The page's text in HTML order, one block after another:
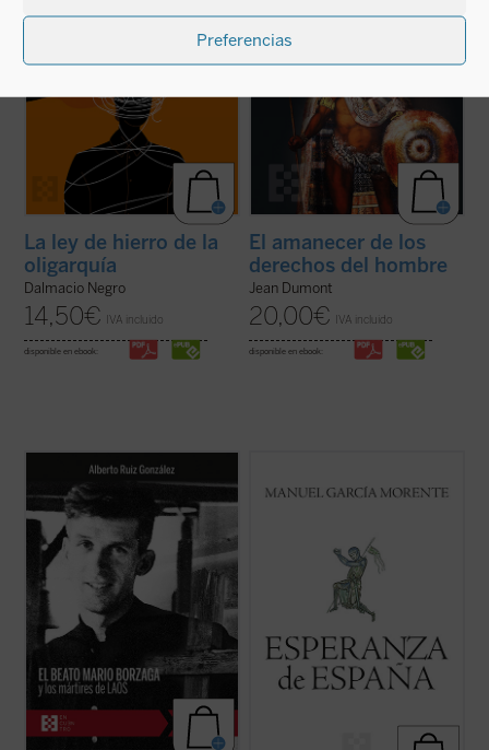
Preferencias
La ley de hierro de la
oligarquía
Dalmacio Negro
14,50€ IVA incluido
disponible en ebook:
El amanecer de los
derechos del hombre
Jean Dumont
20,00€ IVA incluido
disponible en ebook:
Mario Borzaga, natural de Trento, había
llegado a Laos en 1957, recién ordenado
sacerdote. Fue martirizado poco después,
en 1960, a sus 27 años. Escribió un
precioso diario que da voz a su vocación de
misionero oblato, que ilumina la ...
(ver
ficha)
sobre filosofía de la historia de España,